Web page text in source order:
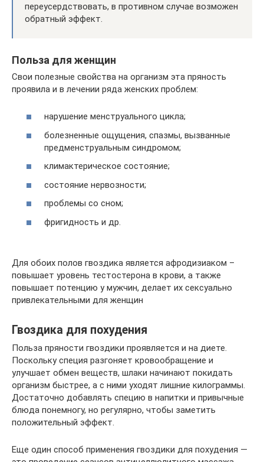
переусердствовать, в противном случае возможен
обратный эффект.
Польза для женщин
Свои полезные свойства на организм эта пряность
проявила и в лечении ряда женских проблем:
нарушение менструального цикла;
болезненные ощущения, спазмы, вызванные
предменструальным синдромом;
климактерическое состояние;
состояние нервозности;
проблемы со сном;
фригидность и др.
Для обоих полов гвоздика является афродизиаком –
повышает уровень тестостерона в крови, а также
повышает потенцию у мужчин, делает их сексуально
привлекательными для женщин
Гвоздика для похудения
Польза пряности гвоздики проявляется и на диете.
Поскольку специя разгоняет кровообращение и
улучшает обмен веществ, шлаки начинают покидать
организм быстрее, а с ними уходят лишние килограммы.
Достаточно добавлять специю в напитки и привычные
блюда понемногу, но регулярно, чтобы заметить
положительный эффект.
Еще один способ применения гвоздики для похудения —